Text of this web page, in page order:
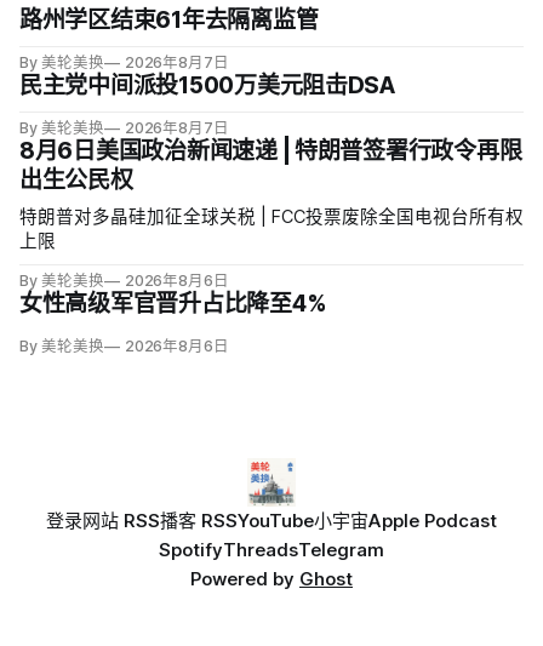
路州学区结束61年去隔离监管
By 美轮美换 2026年8月7日
民主党中间派投1500万美元阻击DSA
By 美轮美换 2026年8月7日
8月6日美国政治新闻速递 | 特朗普签署行政令再限
出生公民权
特朗普对多晶硅加征全球关税 | FCC投票废除全国电视台所有权
上限
By 美轮美换 2026年8月6日
女性高级军官晋升占比降至4%
By 美轮美换 2026年8月6日
登录网站 RSS播客 RSSYouTube小宇宙Apple Podcast
SpotifyThreadsTelegram
Powered by Ghost